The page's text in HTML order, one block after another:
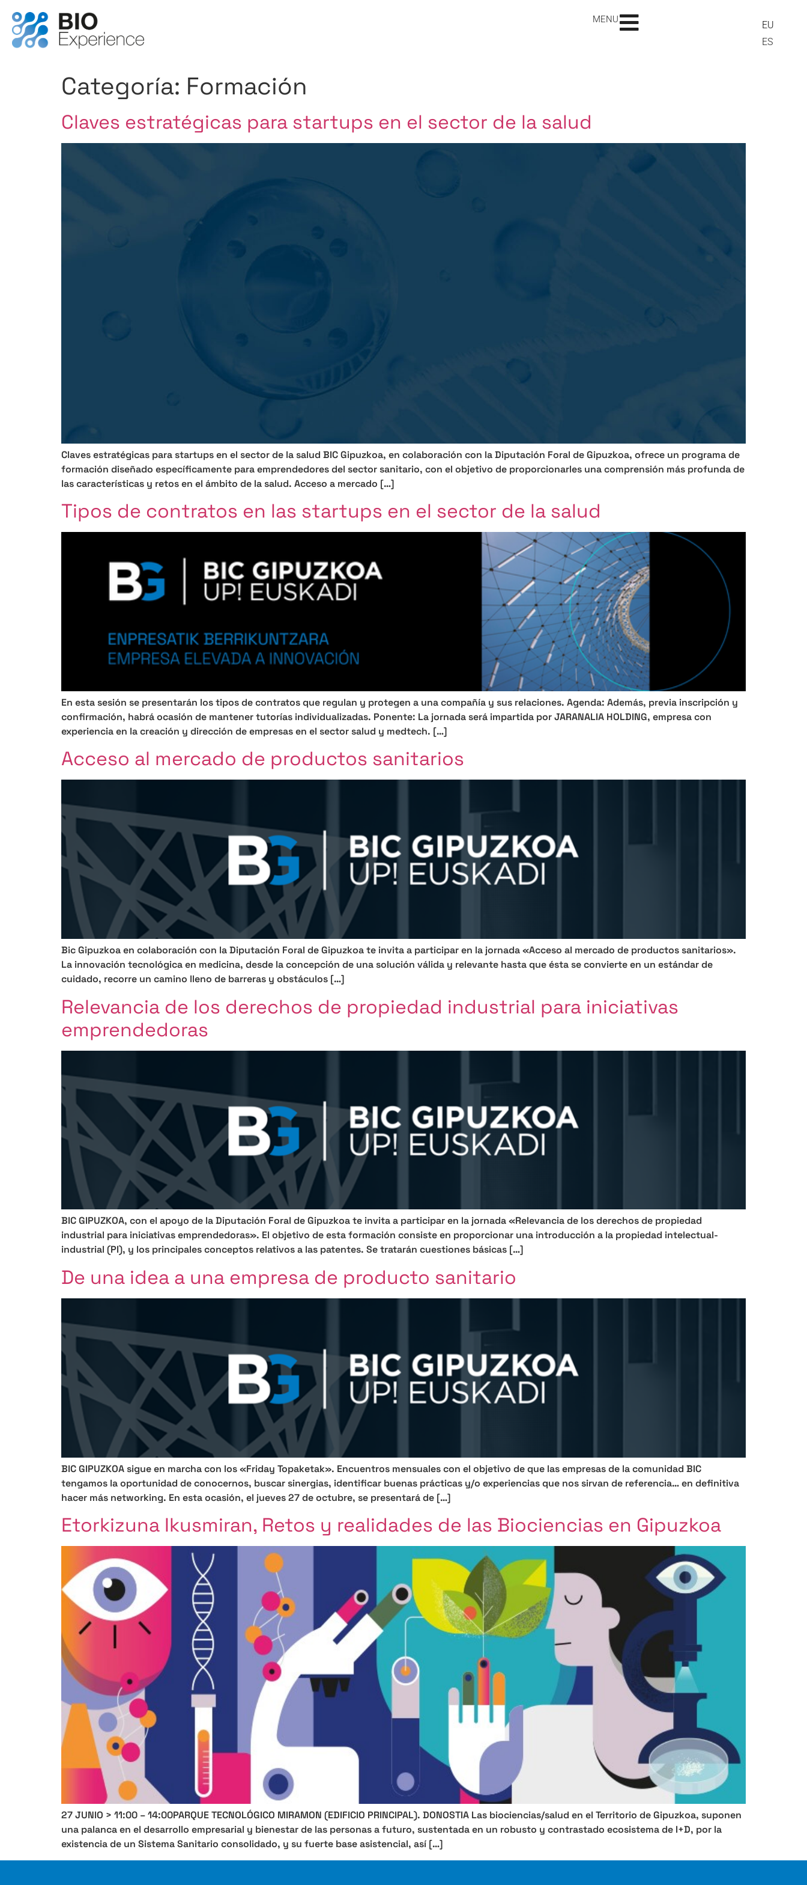
MENU
EU
ES
Categoría: Formación
Claves estratégicas para startups en el sector de la salud
Claves estratégicas para startups en el sector de la salud BIC Gipuzkoa, en colaboración con la Diputación Foral de Gipuzkoa, ofrece un programa de
formación diseñado específicamente para emprendedores del sector sanitario, con el objetivo de proporcionarles una comprensión más profunda de
las características y retos en el ámbito de la salud. Acceso a mercado […]
Tipos de contratos en las startups en el sector de la salud
En esta sesión se presentarán los tipos de contratos que regulan y protegen a una compañía y sus relaciones. Agenda: Además, previa inscripción y
confirmación, habrá ocasión de mantener tutorías individualizadas. Ponente: La jornada será impartida por JARANALIA HOLDING, empresa con
experiencia en la creación y dirección de empresas en el sector salud y medtech. […]
Acceso al mercado de productos sanitarios
Bic Gipuzkoa en colaboración con la Diputación Foral de Gipuzkoa te invita a participar en la jornada «Acceso al mercado de productos sanitarios».
La innovación tecnológica en medicina, desde la concepción de una solución válida y relevante hasta que ésta se convierte en un estándar de
cuidado, recorre un camino lleno de barreras y obstáculos […]
Relevancia de los derechos de propiedad industrial para iniciativas
emprendedoras
BIC GIPUZKOA, con el apoyo de la Diputación Foral de Gipuzkoa te invita a participar en la jornada «Relevancia de los derechos de propiedad
industrial para iniciativas emprendedoras». El objetivo de esta formación consiste en proporcionar una introducción a la propiedad intelectual-
industrial (PI), y los principales conceptos relativos a las patentes. Se tratarán cuestiones básicas […]
De una idea a una empresa de producto sanitario
BIC GIPUZKOA sigue en marcha con los «Friday Topaketak». Encuentros mensuales con el objetivo de que las empresas de la comunidad BIC
tengamos la oportunidad de conocernos, buscar sinergias, identificar buenas prácticas y/o experiencias que nos sirvan de referencia… en definitiva
hacer más networking. En esta ocasión, el jueves 27 de octubre, se presentará de […]
Etorkizuna Ikusmiran, Retos y realidades de las Biociencias en Gipuzkoa
27 JUNIO > 11:00 – 14:00PARQUE TECNOLÓGICO MIRAMON (EDIFICIO PRINCIPAL). DONOSTIA Las biociencias/salud en el Territorio de Gipuzkoa, suponen
una palanca en el desarrollo empresarial y bienestar de las personas a futuro, sustentada en un robusto y contrastado ecosistema de I+D, por la
existencia de un Sistema Sanitario consolidado, y su fuerte base asistencial, así […]